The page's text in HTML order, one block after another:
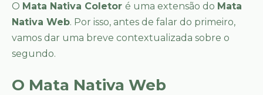
O Mata Nativa Coletor é uma extensão do Mata
Nativa Web. Por isso, antes de falar do primeiro,
vamos dar uma breve contextualizada sobre o
segundo.
O Mata Nativa Web